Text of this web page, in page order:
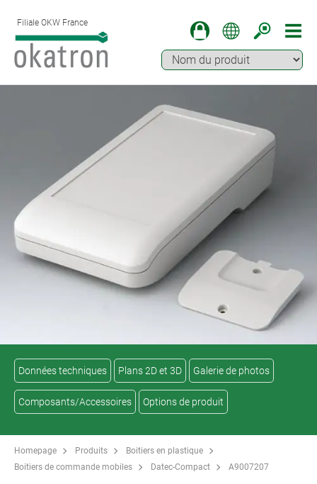
Filiale OKW France
Données techniques Plans 2D et 3D Galerie de photos
Composants/Accessoires Options de produit
Homepage Produits
Boitiers en plastique
Boitiers de commande mobiles
Datec-Compact A9007207